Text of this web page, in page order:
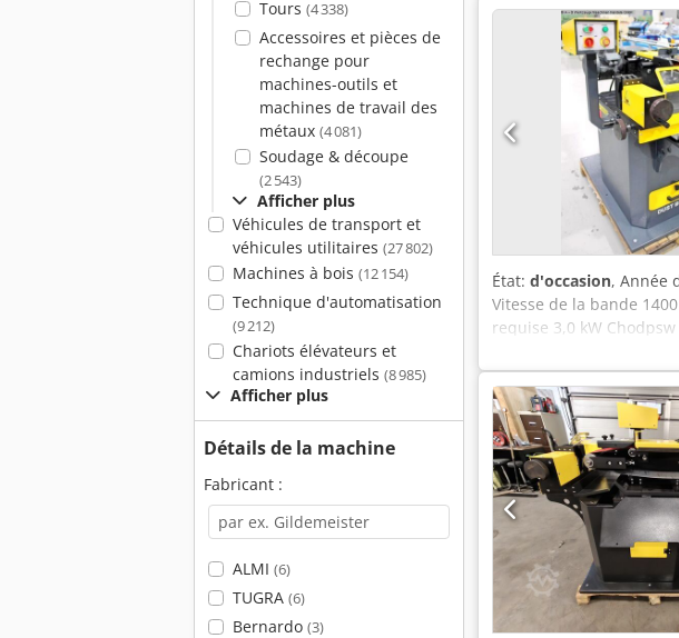
Tours (4 338)
Accessoires et pièces de
rechange pour
machines-outils et
machines de travail des
métaux (4 081)
Soudage & découpe
(2 543)
Afficher plus
Véhicules de transport et
véhicules utilitaires (27 802)
Machines à bois (12 154)
Technique d'automatisation
(9 212)
Chariots élévateurs et
camions industriels (8 985)
Afficher plus
Détails de la machine
Fabricant :
ALMI (6)
TUGRA (6)
Bernardo (3)
devant. Installations: -
de ponçage inclus * y
facile du matériau -
possible - Base de
Bouton d'arrêt
latérales pour un
État: d'occasion, Année
Vitesse de la bande
requise 3,0 kW
comme NEUVE pas
machine - machine
multifonctionnel
de profilés de tubes
surface de meulage
gauche - avec bouton
facilement - Mouvement
des poussières de
rouleaux abrasifs inclus
supplément